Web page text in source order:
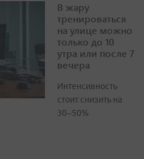
В жару
тренироваться
на улице можно
только до 10
утра или после 7
вечера
Интенсивность
стоит снизить на
30–50%